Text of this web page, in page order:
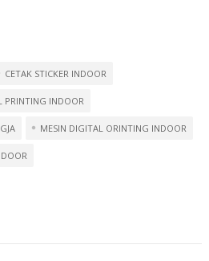
CETAK STICKER INDOOR
PRINTING INDOOR
MESIN DIGITAL ORINTING INDOOR